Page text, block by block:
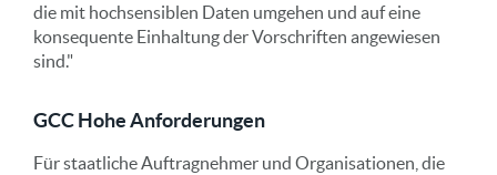
die mit hochsensiblen Daten umgehen und auf eine
konsequente Einhaltung der Vorschriften angewiesen
sind."
GCC Hohe Anforderungen
Für staatliche Auftragnehmer und Organisationen, die